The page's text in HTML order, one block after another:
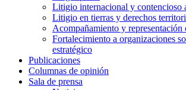
Litigio internacional y contencioso
Litigio en tierras y derechos
Acompañamiento y representación
Fortalecimiento a organizaciones
estratégico
Publicaciones
Columnas de opinión
Sala de prensa